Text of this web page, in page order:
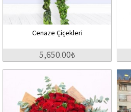
Cenaze Çiçekleri
5,650.00₺